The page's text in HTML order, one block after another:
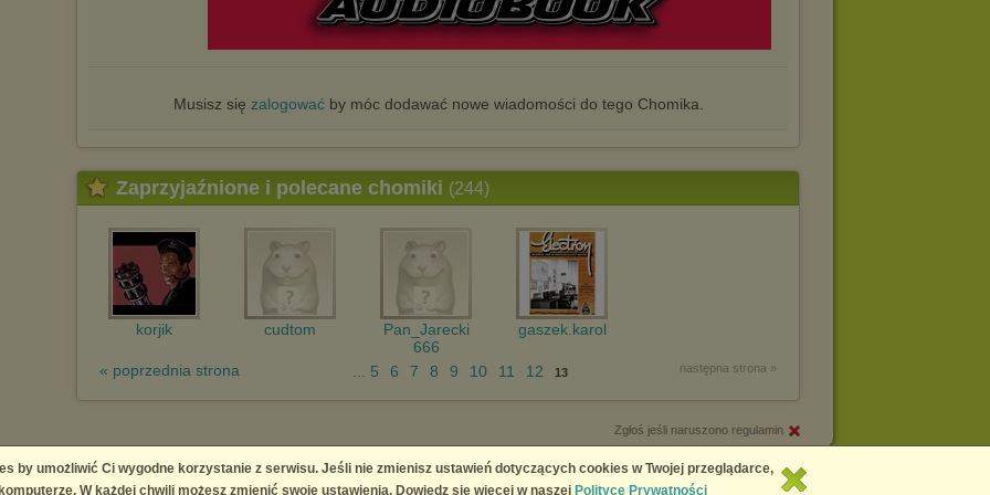
Musisz się zalogowaćby móc dodawać nowe wiadomości do tego Chomika.
Zaprzyjaźnione i polecane chomiki (244)
korjik cudtom
Pan_Jarecki
666
gaszek.karol
« poprzednia strona następna strona »
... 5 6 7 8 9 10 11 12 13
Zgłoś jeśli naruszono regulamin
Copyright © 2026 Chomikuj.pl
by umożliwić Ci wygodne korzystanie z serwisu. Jeśli nie zmienisz ustawień dotyczących cookies w Twojej przeglądarce,
W każdej chwili możesz zmienić swoje ustawienia. Dowiedz się więcej w naszej Polityce Prywatności